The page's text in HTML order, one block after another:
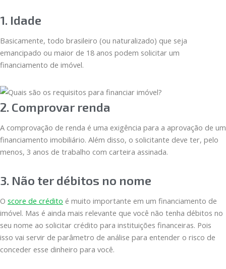
1. Idade
Basicamente, todo brasileiro (ou naturalizado) que seja
emancipado ou maior de 18 anos podem solicitar um
financiamento de imóvel.
2. Comprovar renda
A comprovação de renda é uma exigência para a aprovação de um
financiamento imobiliário. Além disso, o solicitante deve ter, pelo
menos, 3 anos de trabalho com carteira assinada.
3. Não ter débitos no nome
O score de crédito é muito importante em um financiamento de
imóvel. Mas é ainda mais relevante que você não tenha débitos no
seu nome ao solicitar crédito para instituições financeiras. Pois
isso vai servir de parâmetro de análise para entender o risco de
conceder esse dinheiro para você.